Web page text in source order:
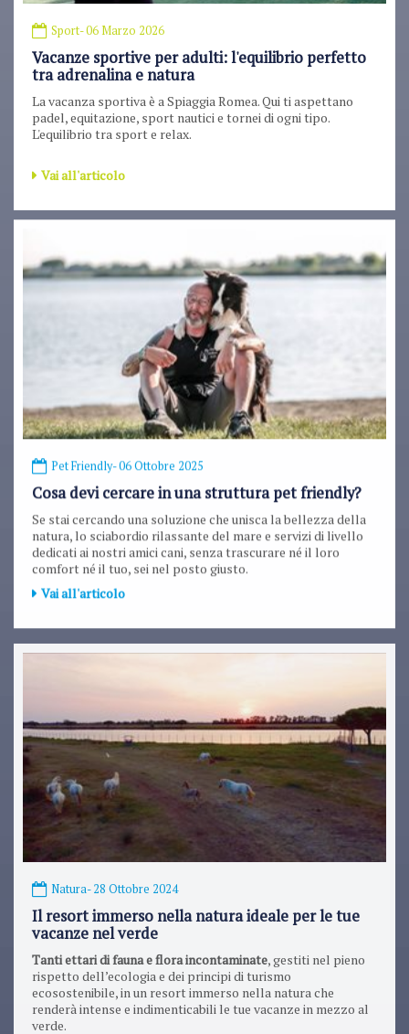
Sport- 06 Marzo 2026
Vacanze sportive per adulti: l'equilibrio perfetto
tra adrenalina e natura
La vacanza sportiva è a Spiaggia Romea. Qui ti aspettano
padel, equitazione, sport nautici e tornei di ogni tipo.
L'equilibrio tra sport e relax.
Vai all'articolo
Pet Friendly- 06 Ottobre 2025
Cosa devi cercare in una struttura pet friendly?
Se stai cercando una soluzione che unisca la bellezza della
natura, lo sciabordio rilassante del mare e servizi di livello
dedicati ai nostri amici cani, senza trascurare né il loro
comfort né il tuo, sei nel posto giusto.
Vai all'articolo
Natura - 28 Ottobre 2024
Il resort immerso nella natura ideale per le tue
vacanze nel verde
Tanti ettari di fauna e flora incontaminate
, gestiti nel pieno
rispetto dell’ecologia e dei principi di turismo
ecosostenibile, in un resort immerso nella natura che
renderà intense e indimenticabili le tue vacanze in mezzo al
verde.